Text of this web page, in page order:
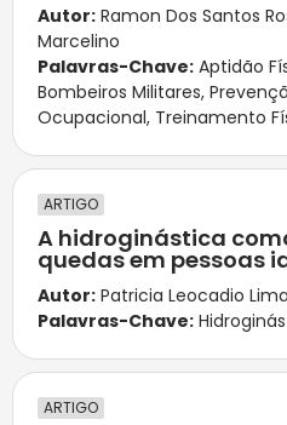
Autor: Ramon Dos Santos
Marcelino
Palavras-Chave: Aptidão
Bombeiros Militares,
Ocupacional, Treinamento
ARTIGO
A hidroginástica
quedas em pessoas
Autor: Patricia Leocadio
Palavras-Chave:
ARTIGO